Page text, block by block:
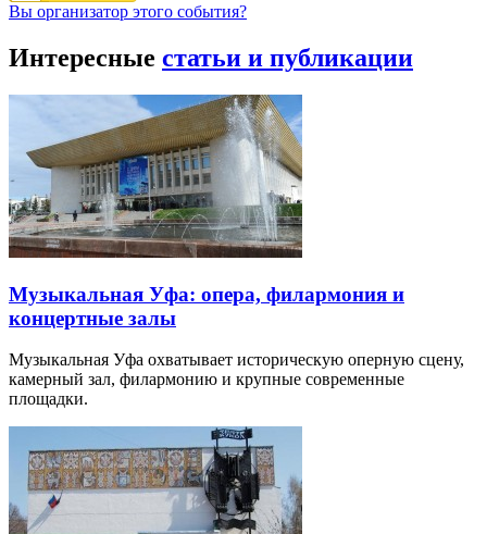
Вы организатор этого события?
Интересные статьи и публикации
Музыкальная Уфа: опера, филармония и
концертные залы
Музыкальная Уфа охватывает историческую оперную сцену,
камерный зал, филармонию и крупные современные
площадки.